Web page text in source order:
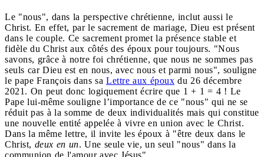
Le "nous", dans la perspective chrétienne, inclut aussi le
Christ. En effet, par le sacrement de mariage, Dieu est présent
dans le couple. Ce sacrement promet la présence stable et
fidèle du Christ aux côtés des époux pour toujours. "Nous
savons, grâce à notre foi chrétienne, que nous ne sommes pas
seuls car Dieu est en nous, avec nous et parmi nous", souligne
le pape François dans sa Lettre aux époux du 26 décembre
2021. On peut donc logiquement écrire que 1 + 1 = 4 ! Le
Pape lui-même souligne l’importance de ce "nous" qui ne se
réduit pas à la somme de deux individualités mais qui constitue
une nouvelle entité appelée à vivre en union avec le Christ.
Dans la même lettre, il invite les époux à "être deux dans le
Christ, deux en un. Une seule vie, un seul "nous" dans la
communion de l'amour avec Jésus".